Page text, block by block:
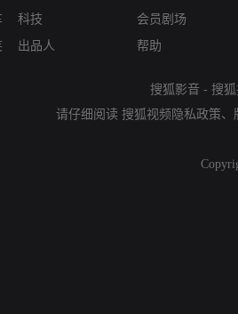
科技
出品人
会员剧场
帮助
搜狐影音 - 搜
请仔细阅读 搜狐视频隐私政策、